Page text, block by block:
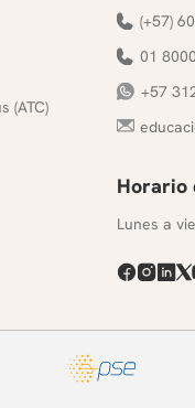
(ATC)
(+57)
01
+57
Horario
Lunes a